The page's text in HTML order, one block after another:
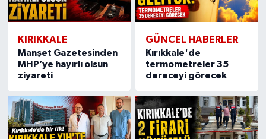
KIRIKKALE
Manşet Gazetesinden
MHP’ye hayırlı olsun
ziyareti
GÜNCEL HABERLER
Kırıkkale'de
termometreler 35
dereceyi görecek